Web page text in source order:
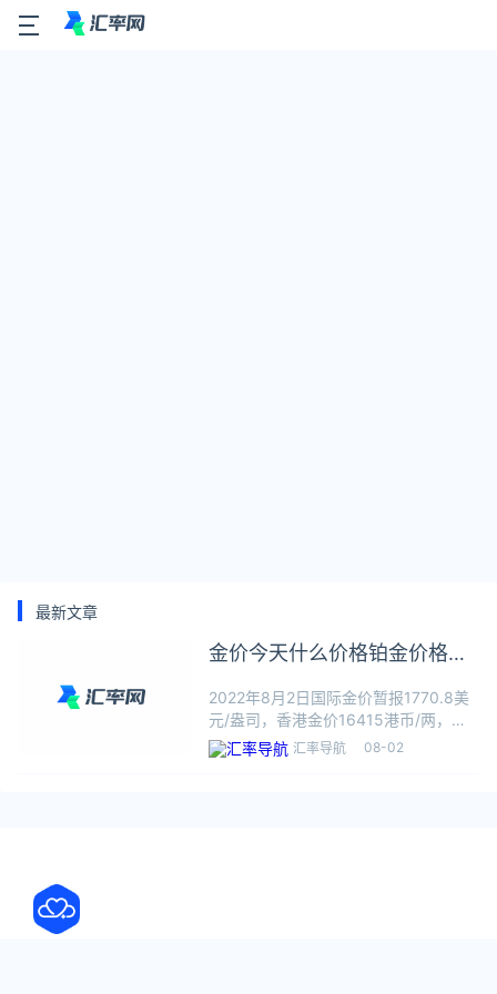
最新文章
金价今天什么价格铂金价格
2022年8月2日国际金价暂报1770.8美
元/盎司，香港金价16415港币/两，国
际铂金暂报906美元/盎司，国际钯金暂
报2192美元/盎司，国内金价暂报387.4
汇率导航 08-02